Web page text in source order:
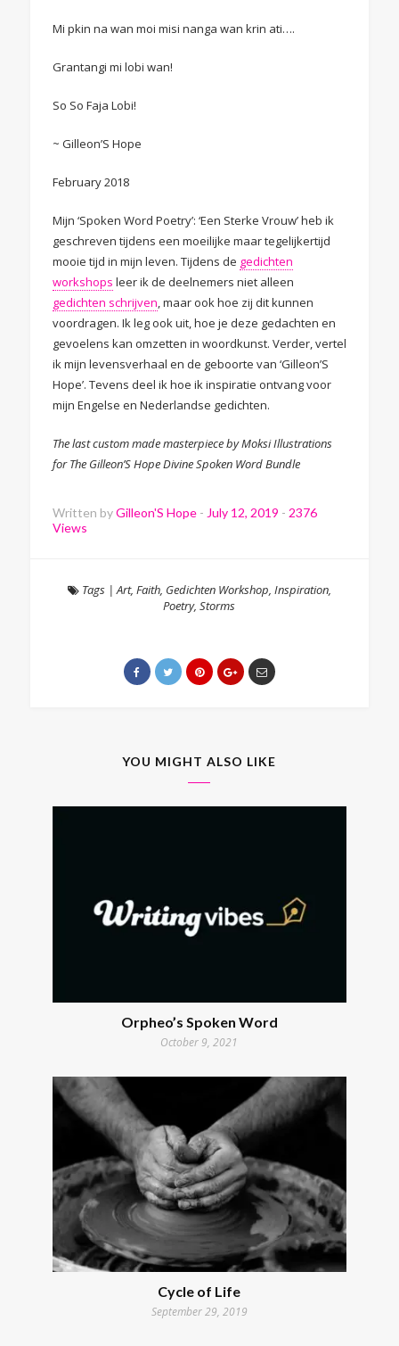
Mi pkin na wan moi misi nanga wan krin ati….
Grantangi mi lobi wan!
So So Faja Lobi!
~ Gilleon’S Hope
February 2018
Mijn ‘Spoken Word Poetry’: ‘Een Sterke Vrouw’ heb ik
geschreven tijdens een moeilijke maar tegelijkertijd
mooie tijd in mijn leven. Tijdens de gedichten
workshops leer ik de deelnemers niet alleen
gedichten schrijven, maar ook hoe zij dit kunnen
voordragen. Ik leg ook uit, hoe je deze gedachten en
gevoelens kan omzetten in woordkunst. Verder, vertel
ik mijn levensverhaal en de geboorte van ‘Gilleon’S
Hope’. Tevens deel ik hoe ik inspiratie ontvang voor
mijn Engelse en Nederlandse gedichten.
The last custom made masterpiece by Moksi Illustrations
for The Gilleon’S Hope Divine Spoken Word Bundle
Written byGilleon'S Hope - July 12, 2019 - 2376
Views
Tags|Art, Faith, Gedichten Workshop, Inspiration,
Poetry,Storms
YOU MIGHT ALSO LIKE
Orpheo’s Spoken Word
October 9, 2021
Cycle of Life
September 29, 2019